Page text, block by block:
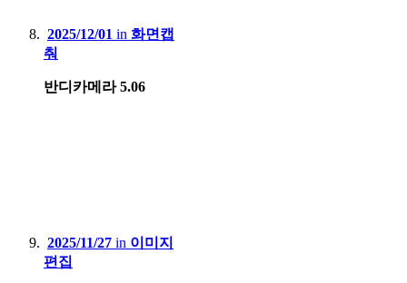
2025/12/01 in 화면캡
춰
반디카메라 5.06
2025/11/27 in 이미지
편집